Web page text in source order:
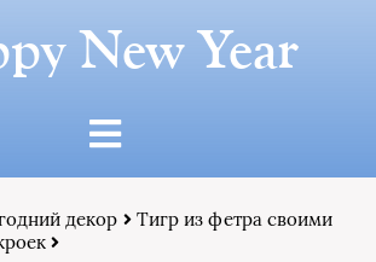
New Year
декор
Тигр из фетра своими